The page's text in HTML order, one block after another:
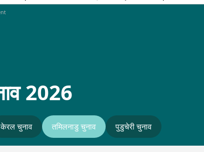
2026
केरल चुनाव तमिलनाडु चुनाव पुडुचेरी चुनाव